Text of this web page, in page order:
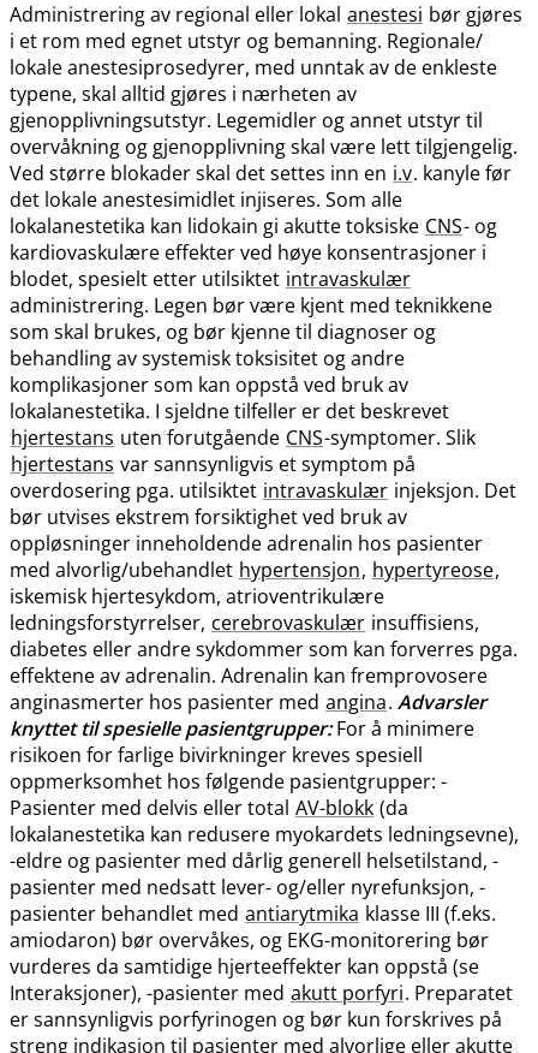
Administrering av regional eller lokal anestesi bør gjøres
i et rom med egnet utstyr og bemanning. Regionale​/​
lokale anestesiprosedyrer, med unntak av de enkleste
typene, skal alltid gjøres i nærheten av
gjenopplivningsutstyr. Legemidler og annet utstyr til
overvåkning og gjenopplivning skal være lett tilgjengelig.
Ved større blokader skal det settes inn en i.v. kanyle før
det lokale anestesimidlet injiseres. Som alle
lokalanestetika kan lidokain gi akutte toksiske CNS- og
kardiovaskulære effekter ved høye konsentrasjoner i
blodet, spesielt etter utilsiktet intravaskulær
administrering. Legen bør være kjent med teknikkene
som skal brukes, og bør kjenne til diagnoser og
behandling av systemisk toksisitet og andre
komplikasjoner som kan oppstå ved bruk av
lokalanestetika. I sjeldne tilfeller er det beskrevet
hjertestans uten forutgående CNS-symptomer. Slik
hjertestans var sannsynligvis et symptom på
overdosering pga. utilsiktet intravaskulær injeksjon. Det
bør utvises ekstrem forsiktighet ved bruk av
oppløsninger inneholdende adrenalin hos pasienter
med alvorlig​/​ubehandlet hypertensjon, hypertyreose,
iskemisk hjertesykdom, atrioventrikulære
ledningsforstyrrelser, cerebrovaskulær insuffisiens,
diabetes eller andre sykdommer som kan forverres pga.
effektene av adrenalin. Adrenalin kan fremprovosere
anginasmerter hos pasienter med angina. Advarsler
knyttet til spesielle pasientgrupper:For å minimere
risikoen for farlige bivirkninger kreves spesiell
oppmerksomhet hos følgende pasientgrupper: -
Pasienter med delvis eller total AV-blokk (da
lokalanestetika kan redusere myokardets ledningsevne),
-eldre og pasienter med dårlig generell helsetilstand, -
pasienter med nedsatt lever- og​/​eller nyrefunksjon, -
pasienter behandlet med antiarytmika klasse III (f.eks.
amiodaron) bør overvåkes, og EKG-monitorering bør
vurderes da samtidige hjerteeffekter kan oppstå (se
Interaksjoner), -pasienter med akutt porfyri. Preparatet
er sannsynligvis porfyrinogen og bør kun forskrives på
streng indikasjon til pasienter med alvorlige eller akutte